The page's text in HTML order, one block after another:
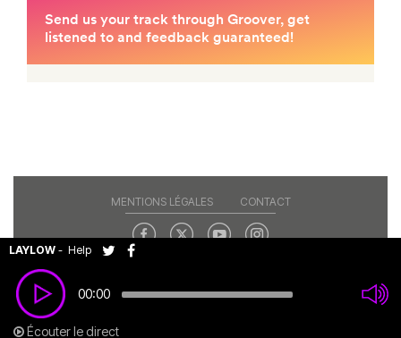
00:00
LAYLOW - Help
Écouter le direct
MENTIONS LÉGALES CONTACT